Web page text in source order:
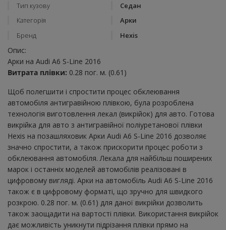
Тип кузову
Седан
Категорія
Арки
Бренд
Hexis
Опис:
Арки на Audi A6 S-Line 2016
Витрата плівки: 0.28 пог. м. (0.61)
Щоб полегшити і спростити процес обклеювання
автомобіля антигравійною плівкою, була розроблена
технологія виготовлення лекал (викрійок) для авто. Готова
викрійка для авто з антигравійної поліуретанової плівки
Hexis на позашляховик Арки Audi A6 S-Line 2016 дозволяє
значно спростити, а також прискорити процес роботи з
обклеювання автомобіля. Лекала для найбільш поширених
марок і останніх моделей автомобілів реалізовані в
цифровому вигляді. Арки на автомобіль Audi A6 S-Line 2016
також є в цифровому форматі, що зручно для швидкого
розкрою. 0.28 пог. м. (0.61) для даної викрійки дозволить
також заощадити на вартості плівки. Використання викрійок
дає можливість уникнути підрізання плівки прямо на